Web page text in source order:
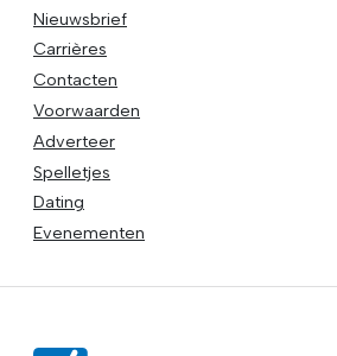
Nieuwsbrief
Carrières
Contacten
Voorwaarden
Adverteer
Spelletjes
Dating
Evenementen